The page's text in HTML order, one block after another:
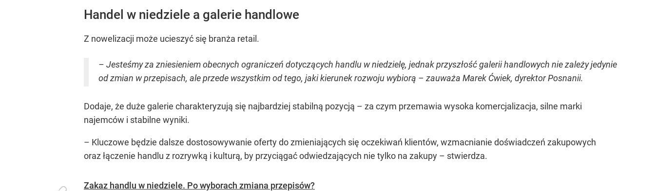
Handel w niedziele a galerie handlowe
Z nowelizacji może ucieszyć się branża retail.
– Jesteśmy za zniesieniem obecnych ograniczeń dotyczących handlu w niedzielę, jednak przyszłość galerii handlowych nie zależy jedynie
od zmian w przepisach, ale przede wszystkim od tego, jaki kierunek rozwoju wybiorą – zauważa Marek Ćwiek, dyrektor Posnanii.
Dodaje, że duże galerie charakteryzują się najbardziej stabilną pozycją – za czym przemawia wysoka komercjalizacja, silne marki
najemców i stabilne wyniki.
– Kluczowe będzie dalsze dostosowywanie oferty do zmieniających się oczekiwań klientów, wzmacnianie doświadczeń zakupowych
oraz łączenie handlu z rozrywką i kulturą, by przyciągać odwiedzających nie tylko na zakupy – stwierdza.
Zakaz handlu w niedziele. Po wyborach zmiana przepisów?